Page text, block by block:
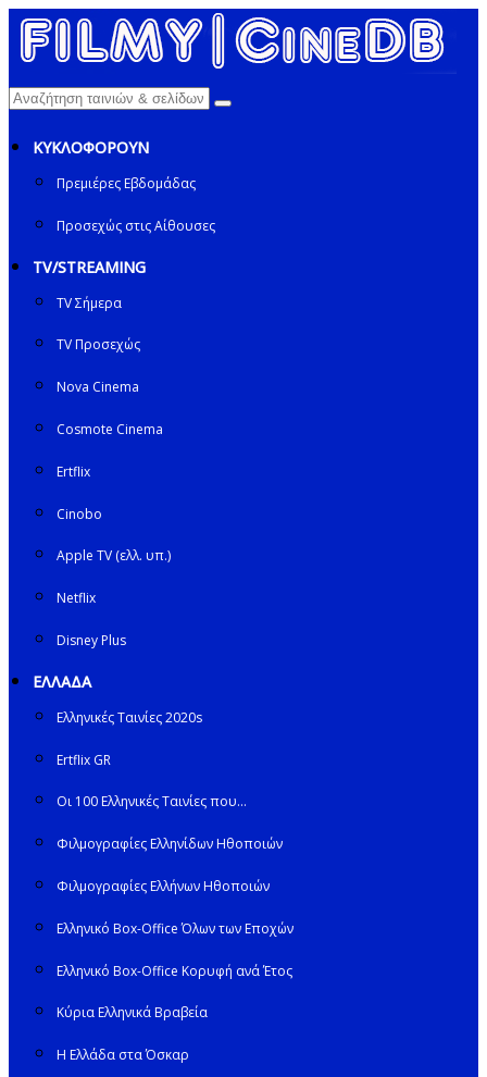
ΚΥΚΛΟΦΟΡΟΥΝ
Πρεμιέρες Εβδομάδας
Προσεχώς στις Αίθουσες
TV/STREAMING
TV Σήμερα
TV Προσεχώς
Nova Cinema
Cosmote Cinema
Ertflix
Cinobo
Apple TV (ελλ. υπ.)
Netflix
Disney Plus
ΕΛΛΑΔΑ
Ελληνικές Ταινίες 2020s
Ertflix GR
Οι 100 Ελληνικές Ταινίες που…
Φιλμογραφίες Ελληνίδων Ηθοποιών
Φιλμογραφίες Ελλήνων Ηθοποιών
Ελληνικό Box-Office Όλων των Εποχών
Ελληνικό Box-Office Κορυφή ανά Έτος
Κύρια Ελληνικά Βραβεία
Η Ελλάδα στα Όσκαρ